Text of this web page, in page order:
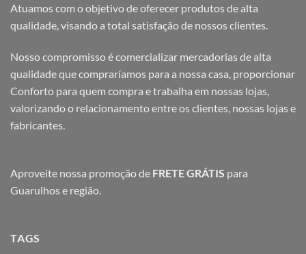
Atuamos com o objetivo de oferecer produtos de alta
qualidade, visando a total satisfação de nossos clientes.
Nosso compromisso é comercializar mercadorias de alta
qualidade que compraríamos para a nossa casa, proporcionar
Conforto para quem compra e trabalha em nossas lojas,
valorizando o relacionamento entre os clientes, nossas lojas e
fabricantes.
Aproveite nossa promoção de FRETE GRÁTIS para
Guarulhos e região.
TAGS